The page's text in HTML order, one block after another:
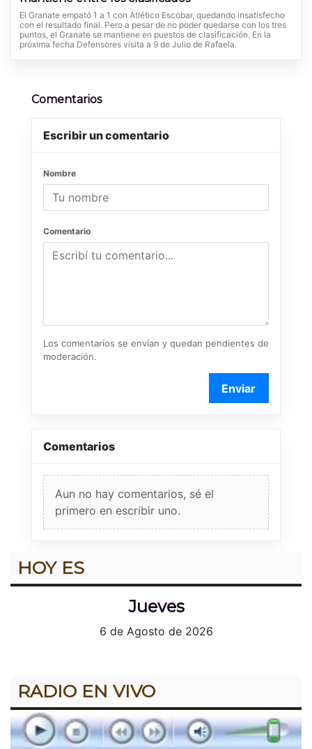
El Granate empató 1 a 1 con Atlético Escobar, quedando insatisfecho
con el resultado final. Pero a pesar de no poder quedarse con los tres
puntos, el Granate se mantiene en puestos de clasificación. En la
próxima fecha Defensores visita a 9 de Julio de Rafaela.
Comentarios
Escribir un comentario
Nombre
Comentario
Los comentarios se envían y quedan pendientes de
moderación.
Enviar
Comentarios
Aun no hay comentarios, sé el
primero en escribir uno.
HOY ES
Jueves
6 de Agosto de 2026
RADIO EN VIVO